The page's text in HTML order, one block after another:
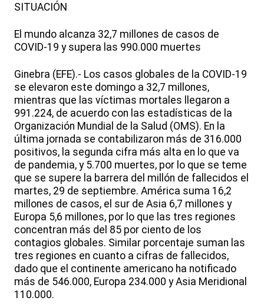
SITUACIÓN
El mundo alcanza 32,7 millones de casos de
COVID-19 y supera las 990.000 muertes
Ginebra (EFE).- Los casos globales de la COVID-19
se elevaron este domingo a 32,7 millones,
mientras que las víctimas mortales llegaron a
991.224, de acuerdo con las estadísticas de la
Organización Mundial de la Salud (OMS). En la
última jornada se contabilizaron más de 316.000
positivos, la segunda cifra más alta en lo que va
de pandemia, y 5.700 muertes, por lo que se teme
que se supere la barrera del millón de fallecidos el
martes, 29 de septiembre. América suma 16,2
millones de casos, el sur de Asia 6,7 millones y
Europa 5,6 millones, por lo que las tres regiones
concentran más del 85 por ciento de los
contagios globales. Similar porcentaje suman las
tres regiones en cuanto a cifras de fallecidos,
dado que el continente americano ha notificado
más de 546.000, Europa 234.000 y Asia Meridional
110.000.